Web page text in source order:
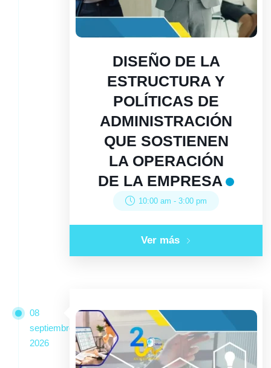
DISEÑO DE LA
ESTRUCTURA Y
POLÍTICAS DE
ADMINISTRACIÓN
QUE SOSTIENEN
LA OPERACIÓN
DE LA EMPRESA
10:00 am -3:00 pm
Ver más
08
septiembre
2026